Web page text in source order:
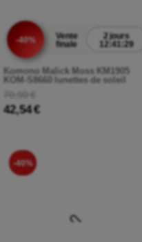
-40%
Vente
finale
2 jours
12:41:27
Komono Malick Moss KM1905
KOM-S8660 lunettes de soleil
70,90 €
42,54 €
-40%